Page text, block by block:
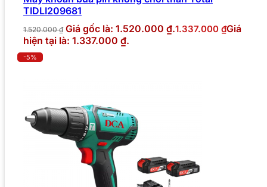
TIDLI209681
1.520.000₫ Giá gốc là: 1.520.000 ₫.1.337.000 ₫Giá
hiện tại là: 1.337.000 ₫.
-5%